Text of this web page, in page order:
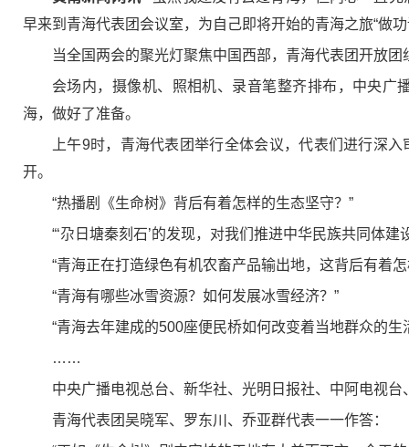
早来到青海代表团会议室，为自己即将开始的青海之旅“做功
当全国两会的聚光灯聚焦中国西部，青海代表团开放
会场内，摄像机、照相机、录音笔整齐排布，中央广
海，做好了准备。
上午9时，青海代表团举行全体会议，代表们进行深
开。
“热播剧《生命树》背后有着怎样的生态坚守？”
“‘尕日塘秦刻石’的发现，对我们推进中华民族共同体
“青海正在打造绿色有机农畜产品输出地，这背后有着
“青海有哪些冰雪资源？如何发展冰雪经济？”
“青海去年建成的500座便民桥如何改变着当地群众的生
……
中央广播电视总台、新华社、光明日报社、中阿电视
青海代表团吴晓军、罗东川、乔亚群代表一一作答：